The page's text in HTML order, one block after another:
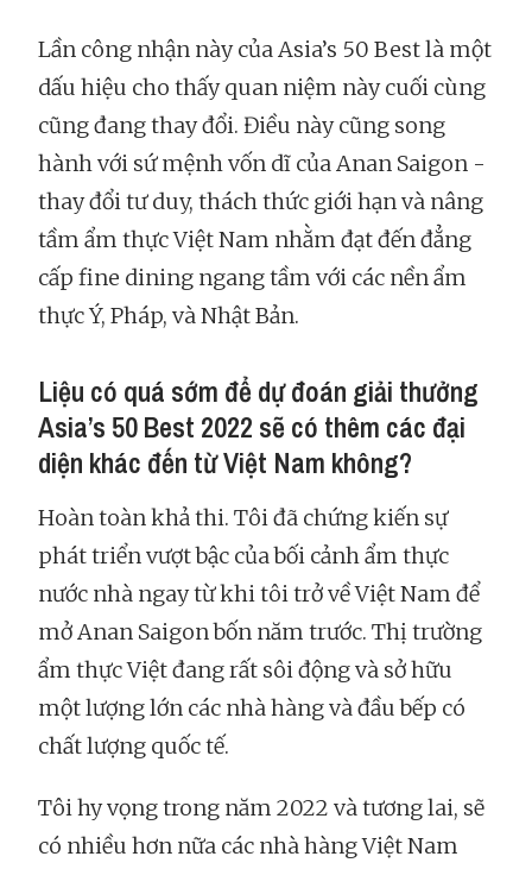
Lần công nhận này của Asia’s 50 Best là một
dấu hiệu cho thấy quan niệm này cuối cùng
cũng đang thay đổi. Điều này cũng song
hành với sứ mệnh vốn dĩ của Anan Saigon -
thay đổi tư duy, thách thức giới hạn và nâng
tầm ẩm thực Việt Nam nhằm đạt đến đẳng
cấp fine dining ngang tầm với các nền ẩm
thực Ý, Pháp, và Nhật Bản.
Liệu có quá sớm để dự đoán giải thưởng
Asia’s 50 Best 2022 sẽ có thêm các đại
diện khác đến từ Việt Nam không?
Hoàn toàn khả thi. Tôi đã chứng kiến sự
phát triển vượt bậc của bối cảnh ẩm thực
nước nhà ngay từ khi tôi trở về Việt Nam để
mở Anan Saigon bốn năm trước. Thị trường
ẩm thực Việt đang rất sôi động và sở hữu
một lượng lớn các nhà hàng và đầu bếp có
chất lượng quốc tế.
Tôi hy vọng trong năm 2022 và tương lai, sẽ
có nhiều hơn nữa các nhà hàng Việt Nam